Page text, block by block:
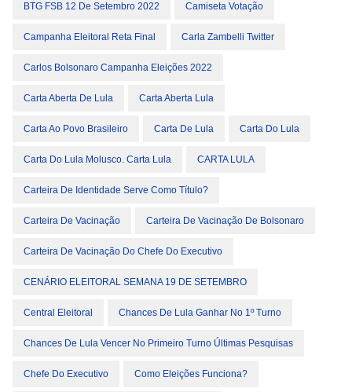
BTG FSB 12 De Setembro 2022 Camiseta Votação
Campanha Eleitoral Reta Final Carla Zambelli Twitter
Carlos Bolsonaro Campanha Eleições 2022
Carta Aberta De Lula Carta Aberta Lula
Carta Ao Povo Brasileiro Carta De Lula Carta Do Lula
Carta Do Lula Molusco. Carta Lula CARTA LULA
Carteira De Identidade Serve Como Título?
Carteira De Vacinação Carteira De Vacinação De Bolsonaro
Carteira De Vacinação Do Chefe Do Executivo
CENÁRIO ELEITORAL SEMANA 19 DE SETEMBRO
Central Eleitoral Chances De Lula Ganhar No 1º Turno
Chances De Lula Vencer No Primeiro Turno Últimas Pesquisas
Chefe Do Executivo Como Eleições Funciona?